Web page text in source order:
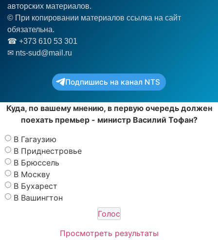
авторских материалов.
© При копировании материалов ссылка на сайт
обязательна.
☎︎ +373 610 53 301
✉ nts-sud@mail.ru
Подпишись на канал NTS
Куда, по вашему мнению, в первую очередь должен
поехать премьер - министр Василий Тофан?
В Гагаузию
В Приднестровье
В Брюссель
В Москву
В Бухарест
В Вашингтон
Просмотреть результаты